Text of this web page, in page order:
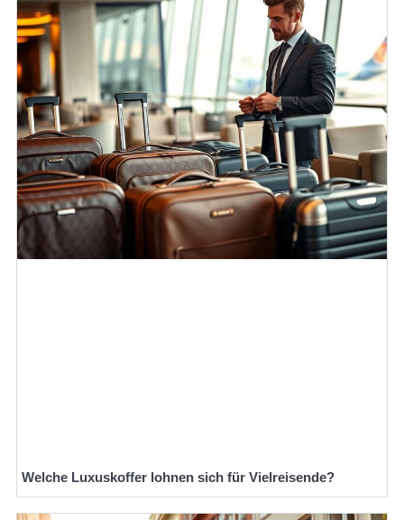
Welche Luxuskoffer lohnen sich für Vielreisende?